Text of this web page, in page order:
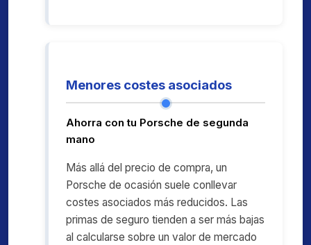
Menores costes asociados
Ahorra con tu Porsche de segunda
mano
Más allá del precio de compra, un
Porsche de ocasión suele conllevar
costes asociados más reducidos. Las
primas de seguro tienden a ser más bajas
al calcularse sobre un valor de mercado